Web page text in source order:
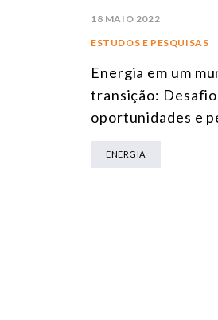
18 MAIO 2022
ESTUDOS E PESQUISAS
Energia em um
transição:
oportunidades e
ENERGIA